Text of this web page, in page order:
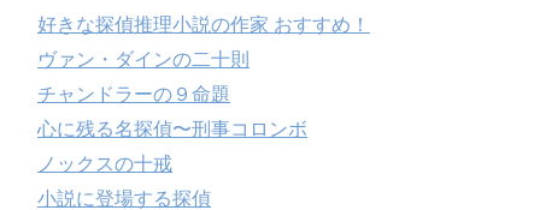
好きな探偵推理小説の作家 おすすめ！
ヴァン・ダインの二十則
チャンドラーの９命題
心に残る名探偵〜刑事コロンボ
ノックスの十戒
小説に登場する探偵